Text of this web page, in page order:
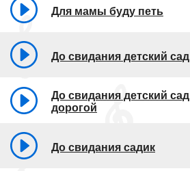
Для мамы буду петь
До свидания детский сад
До свидания детский сад
дорогой
До свидания садик